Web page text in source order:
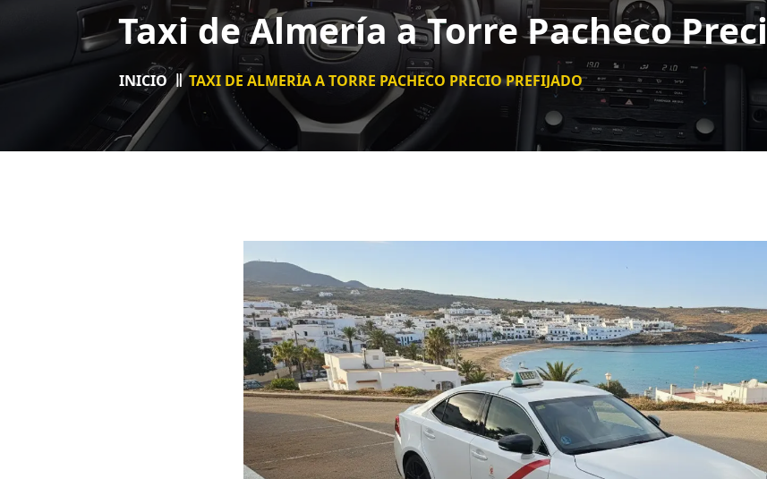
Taxi de Almería a Torre Pacheco
INICIO TAXI DE ALMERÍA A TORRE PACHECO PRECIO PREFIJADO